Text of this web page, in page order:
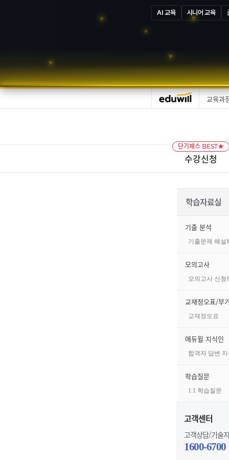
AI 교육 시니어 교육
교육과
수강신청
단기패스 BEST★
학습자료실
기출 분석
기출문제 해설
모의고사
모의고사 신청
교재정오표/부
교재정오표
에듀윌 지식인
합격자 답변
학습질문
1:1 학습질문
고객센터
고객상담/기술
1600-6700